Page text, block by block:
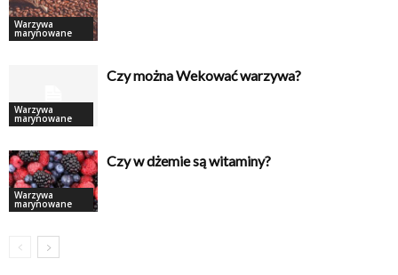
Warzywa
marynowane
Warzywa
marynowane
Czy można Wekować warzywa?
Warzywa
marynowane
Czy w dżemie są witaminy?